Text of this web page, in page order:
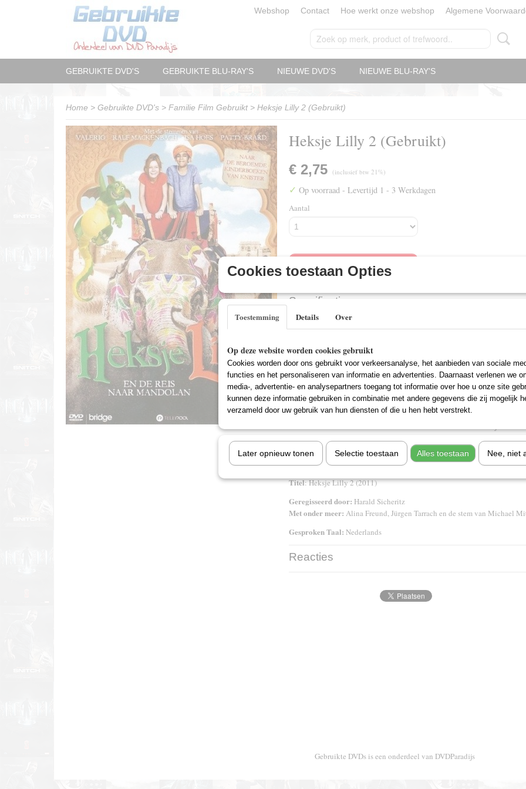
Webshop Contact Hoe werkt onze webshop Algemene
GEBRUIKTE DVD'S GEBRUIKTE BLU-RAY'S NIEUWE DVD'S NIEUWE BLU-RAY'S
Home > Gebruikte DVD's > Familie Film Gebruikt > Heksje Lilly 2 (Gebruikt)
Heksje Lilly 2 (Gebruikt)
€ 2,75 (inclusief btw 21%)
✓ Op voorraad - Levertijd 1 - 3 Werkdagen
Aantal
IN WINKELWAGEN
Specificaties
EAN code
Omschrijving
De postbode brengt een bijzondere brief voor Lilly. Wat zou erin staan?
open. "Zeer geëerde superheks Lilly," leest ze, "wij hebben een groot
van ons land is betoverd. Kun jij ons alsjeblieft helpen?".
De brief komt uit Mandolan, een exotisch land met woestijnen, olifanten
Natuurlijk wil Lilly graag helpen en ze vertrekt samen met het draakje
maakt ze kennis met riksjachauffeur Musa, grootvizier Guliman en een
mensen en wezens. Maar zal het haar lukken om de troon te bevrijden van
Titel: Heksje Lilly 2 (2011)
Geregisseerd door: Harald Sicheritz
Met onder meer: Alina Freund, Jürgen Tarrach en de stem van Michael
Gesproken Taal: Nederlands
Reacties
Gebruikte DVDs is een onderdeel van DVDParadijs
Cookies toestaan Opties
Toestemming Details Over
Op deze website worden cookies gebruikt
Cookies worden door ons gebruikt voor verkeersanalyse, het aanbieden van sociale
functies en het personaliseren van informatie en advertenties. Daarnaast verlenen we
media-, advertentie- en analysepartners toegang tot informatie over hoe u onze site
kunnen deze informatie gebruiken in combinatie met andere gegevens die zij mogelijk
verzameld door uw gebruik van hun diensten of die u hen hebt verstrekt.
Later opnieuw tonen Selectie toestaan Alles toestaan Nee, niet